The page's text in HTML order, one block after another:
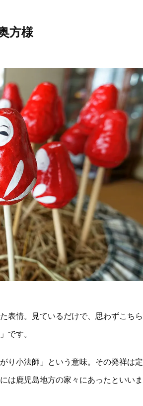
方様
表情。見ているだけで、思わずこちら
です。
り小法師」という意味。その発祥は定
は鹿児島地方の家々にあったといいま